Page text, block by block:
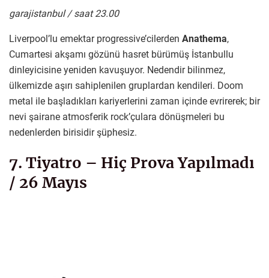
garajistanbul / saat 23.00
Liverpool’lu emektar progressive’cilerden Anathema,
Cumartesi akşamı gözünü hasret bürümüş İstanbullu
dinleyicisine yeniden kavuşuyor. Nedendir bilinmez,
ülkemizde aşırı sahiplenilen gruplardan kendileri. Doom
metal ile başladıkları kariyerlerini zaman içinde evrirerek; bir
nevi şairane atmosferik rock’çulara dönüşmeleri bu
nedenlerden birisidir şüphesiz.
7. Tiyatro – Hiç Prova Yapılmadı
/ 26 Mayıs